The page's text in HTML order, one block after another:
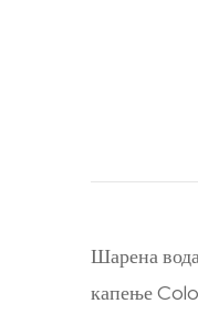
Шарена вода
капење